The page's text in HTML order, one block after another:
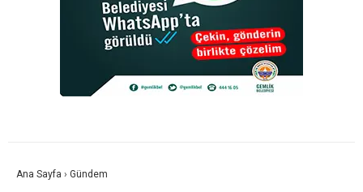
Ana Sayfa › Gündem